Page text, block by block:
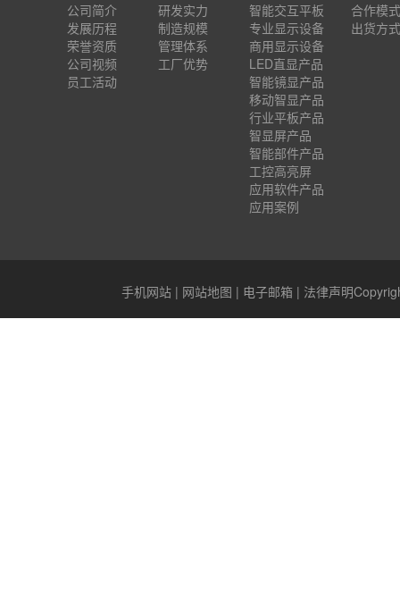
公司简介
发展历程
荣誉资质
公司视频
员工活动
研发实力
制造规模
管理体系
工厂优势
智能交互平板
专业显示设备
商用显示设备
LED直显产品
智能镜显产品
移动智显产品
行业平板产品
智显屏产品
智能部件产品
工控高亮屏
应用软件产品
应用案例
合作模式
出货方式
手机网站| 网站地图 | 电子邮箱| 法律声明